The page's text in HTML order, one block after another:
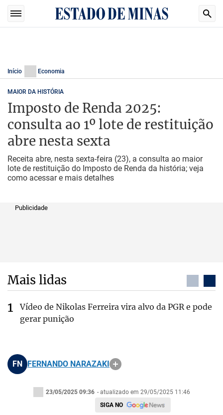
Início Economia
MAIOR DA HISTÓRIA
Imposto de Renda 2025:
consulta ao 1º lote de restituição
abre nesta sexta
Receita abre, nesta sexta-feira (23), a consulta ao maior
lote de restituição do Imposto de Renda da história; veja
como acessar e mais detalhes
Publicidade
Mais lidas
Vídeo de Nikolas Ferreira vira alvo da PGR e pode
gerar punição
FN FERNANDO NARAZAKI
23/05/2025 09:36 - atualizado em 29/05/2025 11:46
SIGA NO